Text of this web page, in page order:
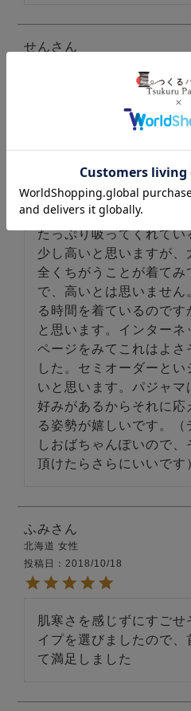
せん
ぎず、きつすぎず･･･シ
いともいます。けれど
も。ガーゼはとても気持
たっぷり吸ってくれて
少し高いと思いますが、
全くちがうことが着てみ
で、高いとは思いませ
る時間を着ているのです
と思います。インター
ページをみてこれはよさ
した。セミオーダーと
いと思います。パジャマ
好みがあるからそれに応
る姿勢が嬉しいです。
しおばちゃんぽいので、
頂けたらさらにいいです
ふみ
北海道 女性
投稿日
2018/10/18
肌寒さを感じずにすごせ
イプを選びましたので、
て満足しました